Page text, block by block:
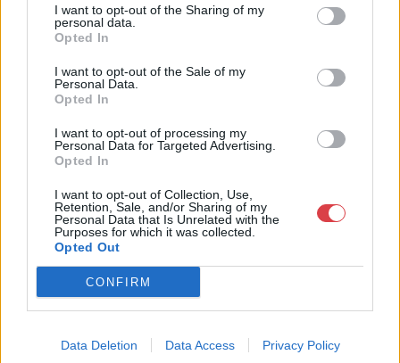
I want to opt-out of the Sharing of my
personal data.
Opted In
I want to opt-out of the Sale of my
Personal Data.
Opted In
I want to opt-out of processing my
Personal Data for Targeted Advertising.
Opted In
I want to opt-out of Collection, Use,
Retention, Sale, and/or Sharing of my
Personal Data that Is Unrelated with the
Purposes for which it was collected.
Opted Out
CONFIRM
Data Deletion Data Access Privacy Policy
műkereskedelmi üzlethálózatával rendelkező BÁV ZRt.
felkészült munkatársai a hét hat napján állnak a műtárgyat
eladni, vagy venni kívánók rendelkezésére.
GALÉRIA TOVÁBBI MŰTÁRGYAI
KAPCSOLÓDÓ MŰTÁRGYAK